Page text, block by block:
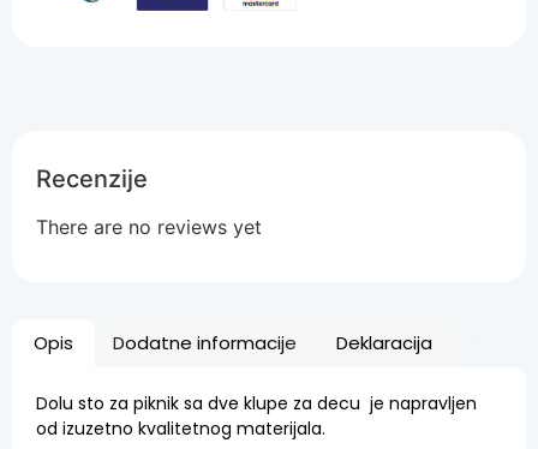
Opis Dodatne informacije Deklaracija
Dolu sto za piknik sa dve klupe za decu je napravljen
od izuzetno kvalitetnog materijala.
Recenzije
There are no reviews yet